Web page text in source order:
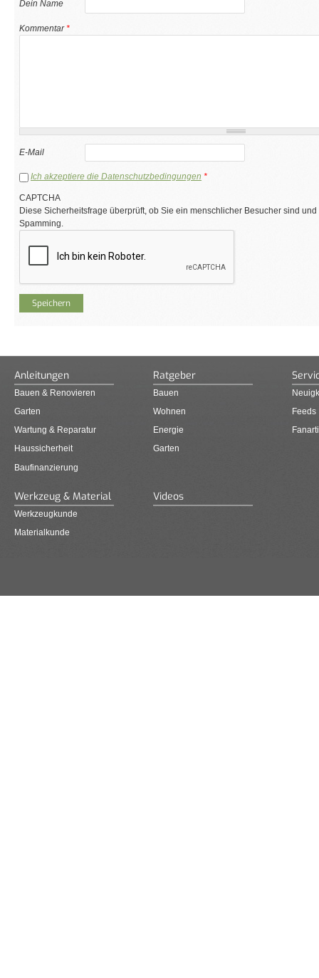
Dein Name
Kommentar*
E-Mail
Ich akzeptiere die Datenschutzbedingungen *
CAPTCHA
Diese Sicherheitsfrage überprüft, ob Sie ein menschlicher Besucher sind
Spamming.
Anleitungen
Bauen & Renovieren
Garten
Wartung & Reparatur
Haussicherheit
Baufinanzierung
Ratgeber
Bauen
Wohnen
Energie
Garten
Feeds
Werkzeug & Material
Werkzeugkunde
Materialkunde
Videos